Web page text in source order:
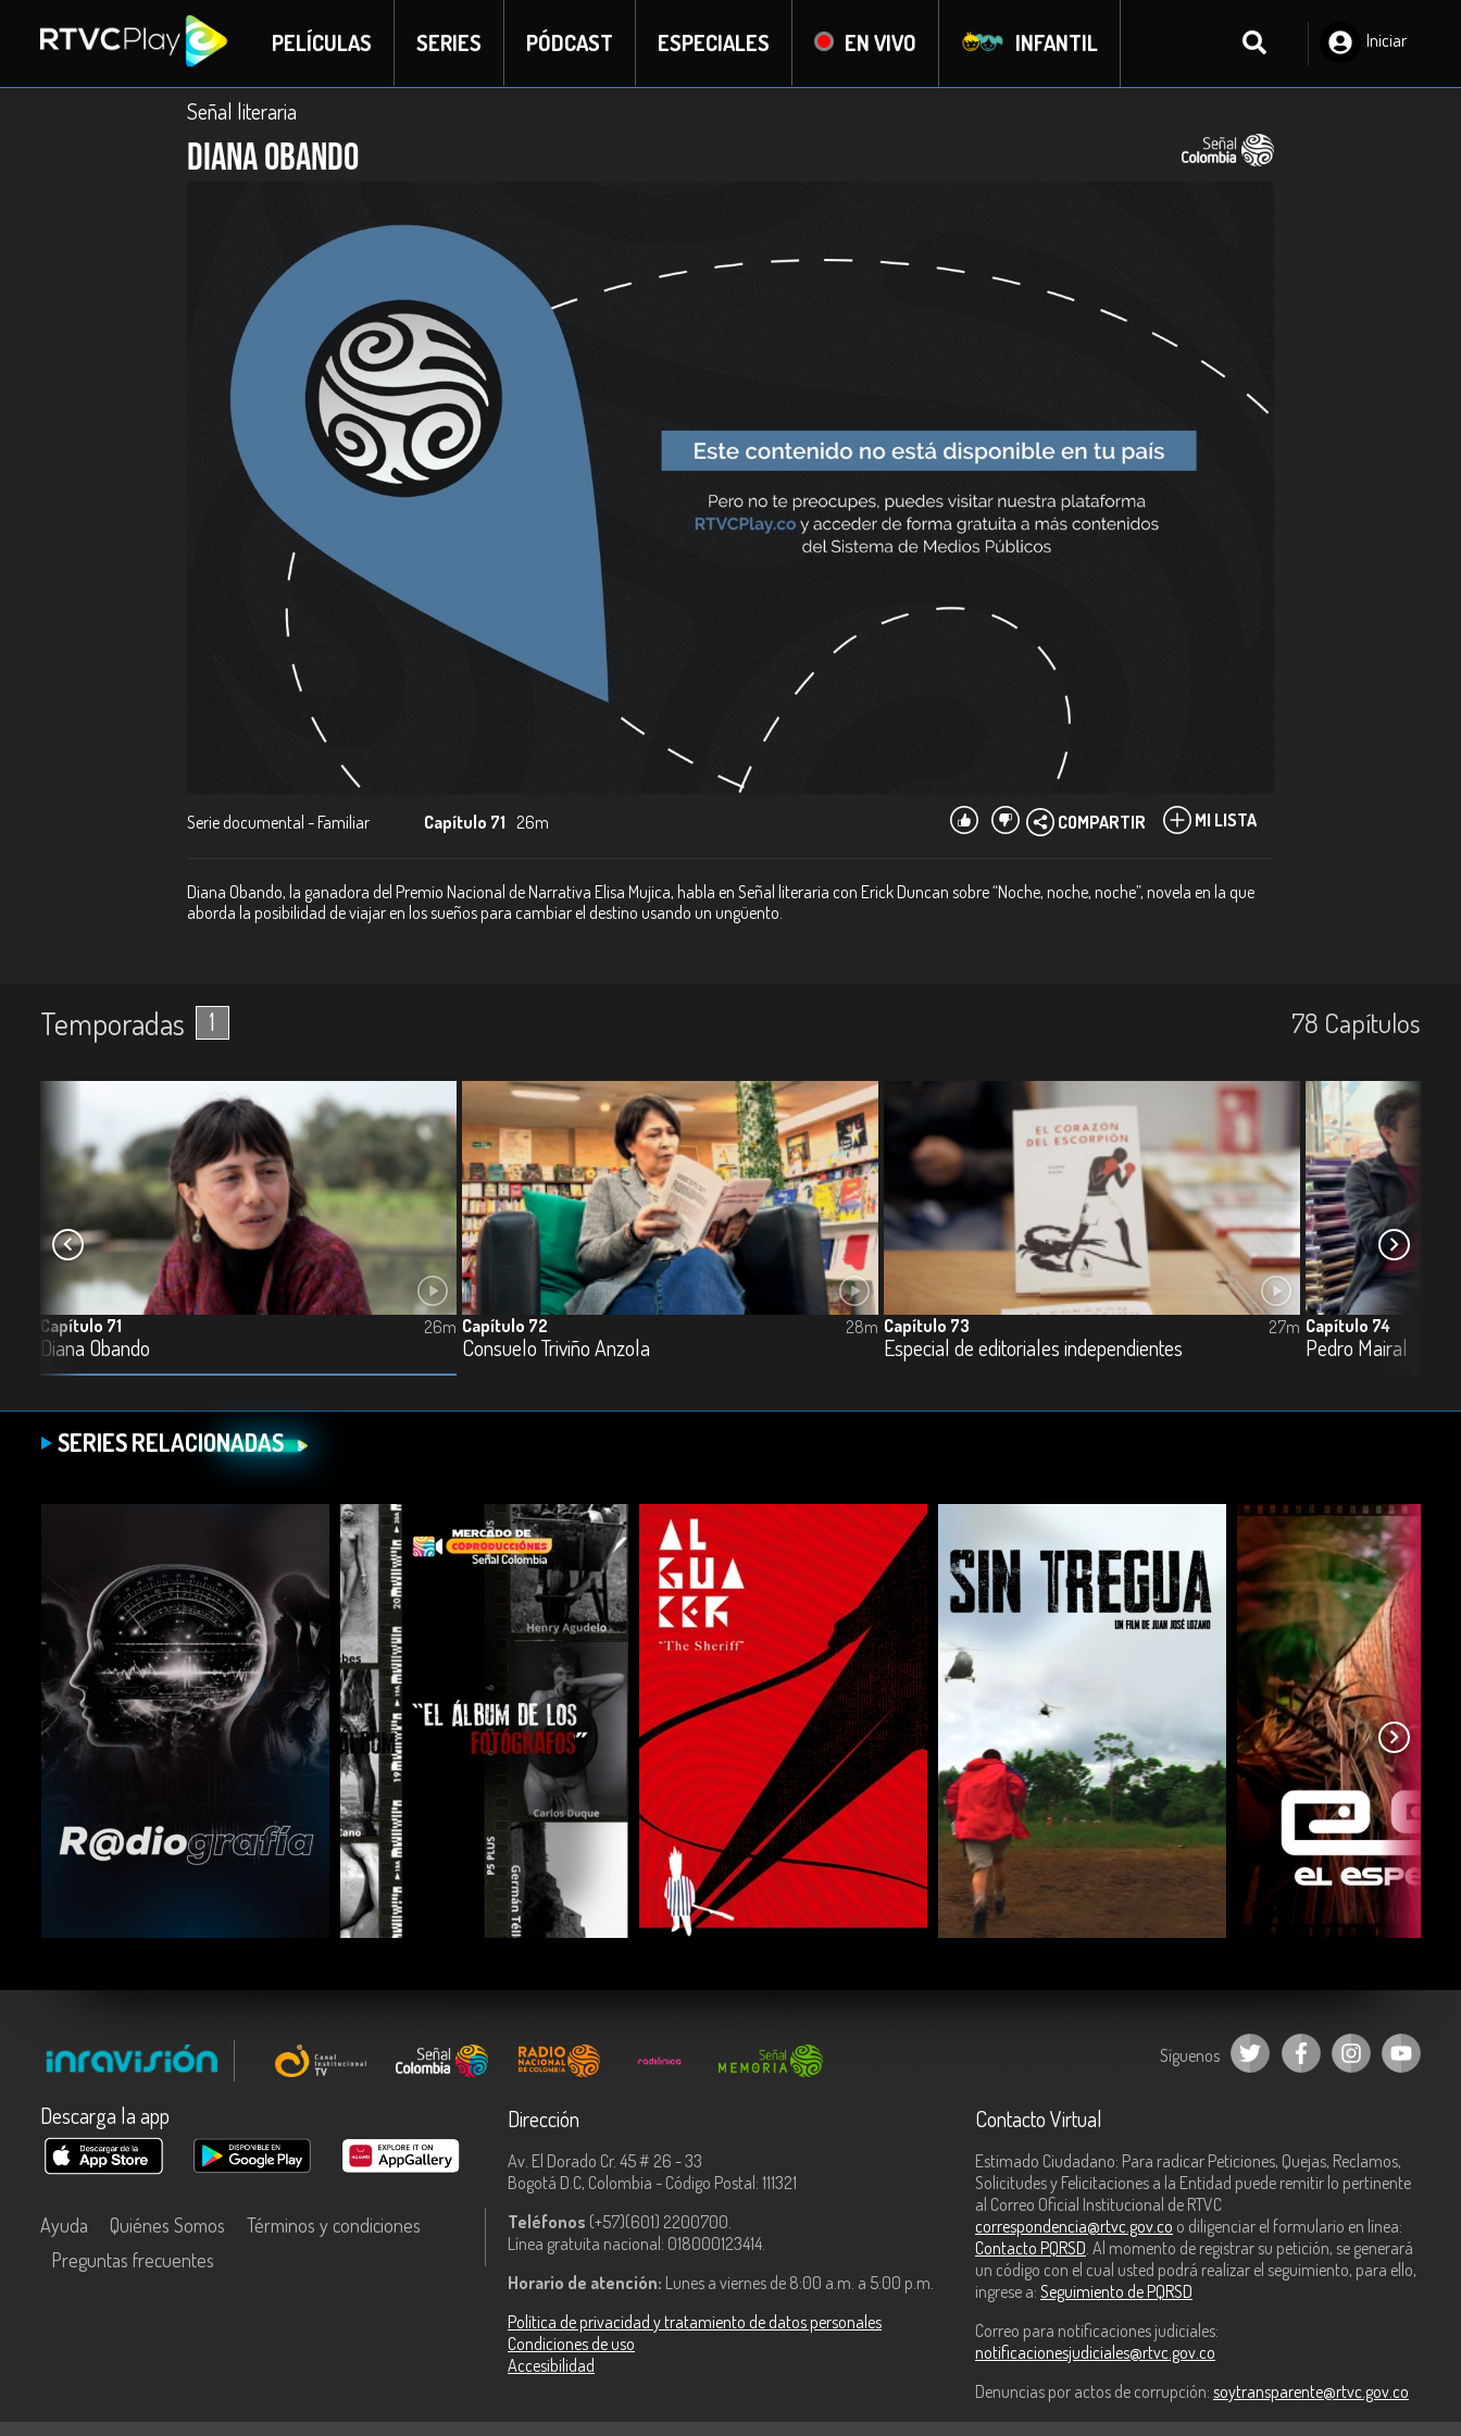
PELÍCULAS SERIES PÓDCAST ESPECIALES EN VIVO INFANTIL
Iniciar
Señal literaria
Diana Obando
Serie documental - Familiar Capítulo 71 26m MI LISTA
COMPARTIR
Diana Obando, la ganadora del Premio Nacional de Narrativa Elisa Mujica, habla en Señal literaria con Erick Duncan sobre “Noche, noche, noche”, novela en la que
aborda la posibilidad de viajar en los sueños para cambiar el destino usando un ungüento.
Temporadas 1 78 Capí­tulos
Capítulo 71
Diana Obando
26m Capítulo 72
Consuelo Triviño Anzola
28m Capítulo 73
Especial de editoriales independientes
27m Capítulo 74
Pedro Mairal
SERIES RELACIONADAS
COMPARTIR COMPARTIR COMPARTIR COMPARTIR
Síguenos
Descarga la app
Ayuda Quiénes Somos
Términos y condiciones
Preguntas frecuentes
Dirección
Av. El Dorado Cr. 45 # 26 - 33
Bogotá D.C, Colombia - Código Postal: 111321
Teléfonos (+57)(601) 2200700.
Línea gratuita nacional: 018000123414.
Horario de atención: Lunes a viernes de 8:00 a.m. a 5:00 p.m.
Política de privacidad y tratamiento de datos personales
Condiciones de uso
Accesibilidad
Contacto Virtual
Estimado Ciudadano: Para radicar Peticiones, Quejas, Reclamos,
Solicitudes y Felicitaciones a la Entidad puede remitir lo pertinente
al Correo Oficial Institucional de RTVC
correspondencia@rtvc.gov.co o diligenciar el formulario en línea:
Contacto PQRSD . Al momento de registrar su petición, se generará
un código con el cual usted podrá realizar el seguimiento, para ello,
ingrese a: Seguimiento de PQRSD
Correo para notificaciones judiciales:
notificacionesjudiciales@rtvc.gov.co
Denuncias por actos de corrupción: soytransparente@rtvc.gov.co